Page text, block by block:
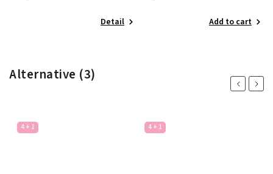
Detail Add to cart
Alternative (3)
Previous
4 + 1 4 + 1
Next